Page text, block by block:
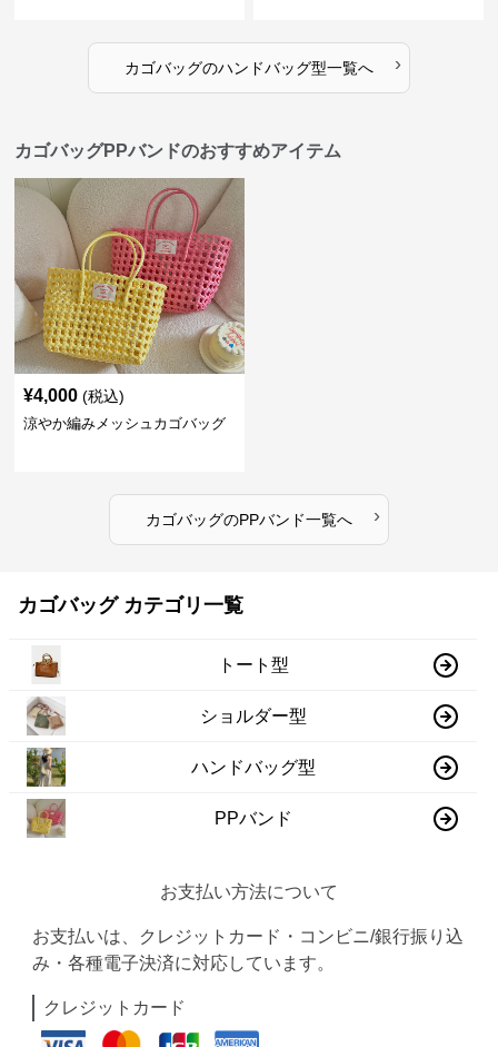
カゴバッグのハンドバッグ型一覧へ ›
カゴバッグPPバンドのおすすめアイテム
¥4,000 (税込)
涼やか編みメッシュカゴバッグ
カゴバッグのPPバンド一覧へ ›
カゴバッグ カテゴリ一覧
トート型
ショルダー型
ハンドバッグ型
PPバンド
お支払い方法について
お支払いは、クレジットカード・コンビニ/銀行振り込
み・各種電子決済に対応しています。
クレジットカード